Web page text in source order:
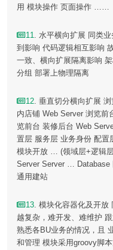
用 模块操作 页面操作 ……
11. 水平横向扩展 同类
到影响 代码逻辑相互影响
一致、横向扩展隔离影响
分组 部署上物理隔离
12. 垂直切分横向扩展
内店铺 Web Server 浏览前
览前台 装修后台 Web
置层 服务层 业务身份 配置
模块开放 … (领域层+逻辑
Server Server … Database
通用建站
13. 模块化容器化及开放
越复杂，难开发、难维护
熟悉各BU业务的情况，且
和管理 模块采用groovy脚